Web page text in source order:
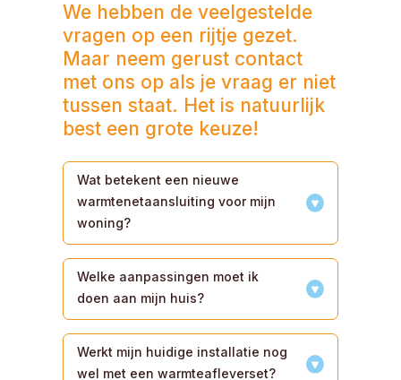
We hebben de veelgestelde
vragen op een rijtje gezet.
Maar neem gerust contact
met ons op als je vraag er niet
tussen staat. Het is natuurlijk
best een grote keuze!
Wat betekent een nieuwe
warmtenetaansluiting voor mijn
woning?
Welke aanpassingen moet ik
doen aan mijn huis?
Werkt mijn huidige installatie nog
wel met een warmteafleverset?